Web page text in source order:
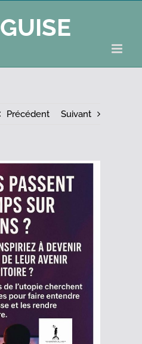
GUISE
Précédent Suivant